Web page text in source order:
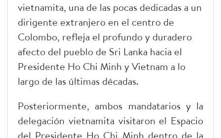
vietnamita, una de las pocas dedicadas a un
dirigente extranjero en el centro de
Colombo, refleja el profundo y duradero
afecto del pueblo de Sri Lanka hacia el
Presidente Ho Chi Minh y Vietnam a lo
largo de las últimas décadas.
Posteriormente, ambos mandatarios y la
delegación vietnamita visitaron el Espacio